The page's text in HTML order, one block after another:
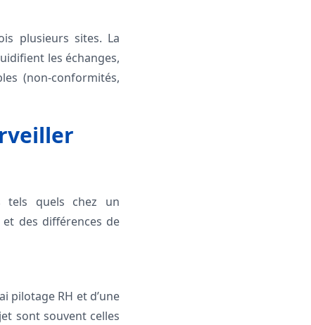
plusieurs sites. La
les échanges,
(non-conformités,
tels quels chez un
des différences de
pilotage RH et d’une
sont souvent celles